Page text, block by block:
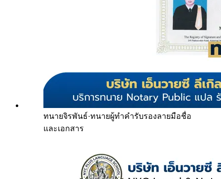
ทนายจิรพันธ์·ทนายผู้ทำคำรับรองลายมือชื่อ
และเอกสาร